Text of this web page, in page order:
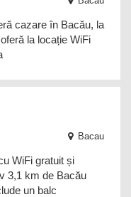
cazare în Bacău, la
la locație WiFi
Bacau
WiFi gratuit și
3,1 km de Bacău
un balc